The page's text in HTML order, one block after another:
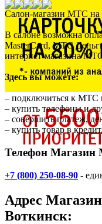
Салон-магазин МТС на
В салоне возможна
MasterCard, МТС
интернет-магазина
Здесь вы можете:
– подключиться к МТС
– купить телефоны и
– совершить платеж,
– купить товар в
Телефон
+7 (800) 250-08-90 -
Адрес
Воткинск: